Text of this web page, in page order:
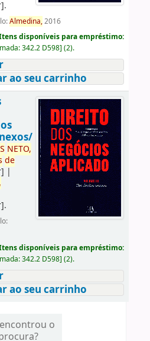
.
Almedina,2016
disponíveis para empréstimo:
342.2 D598] (2).
ao seu carrinho
NETO,
de
|
.
disponíveis para empréstimo:
342.2 D598] (2).
ao seu carrinho
o